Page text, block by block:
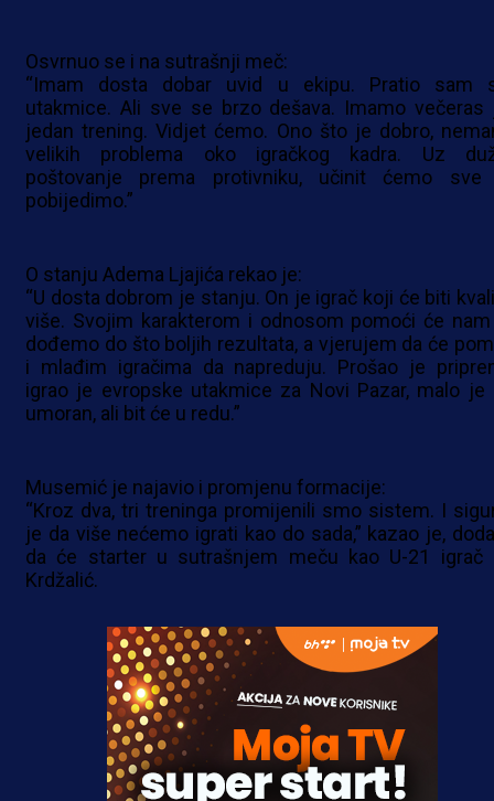
Osvrnuo se i na sutrašnji meč:
“Imam dosta dobar uvid u ekipu. Pratio sam
utakmice. Ali sve se brzo dešava. Imamo večeras
jedan trening. Vidjet ćemo. Ono što je dobro,
velikih problema oko igračkog kadra. Uz
poštovanje prema protivniku, učinit ćemo sve
pobijedimo.”
O stanju Adema Ljajića rekao je:
“U dosta dobrom je stanju. On je igrač koji će biti
više. Svojim karakterom i odnosom pomoći će
dođemo do što boljih rezultata, a vjerujem da će
i mlađim igračima da napreduju. Prošao je
igrao je evropske utakmice za Novi Pazar, malo je
umoran, ali bit će u redu.”
Musemić je najavio i promjenu formacije:
“Kroz dva, tri treninga promijenili smo sistem. I
je da više nećemo igrati kao do sada,” kazao je,
da će starter u sutrašnjem meču kao U-21 igrač
Krdžalić.